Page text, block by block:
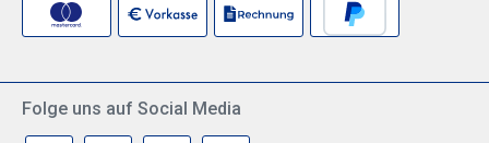
Folge uns auf Social Media